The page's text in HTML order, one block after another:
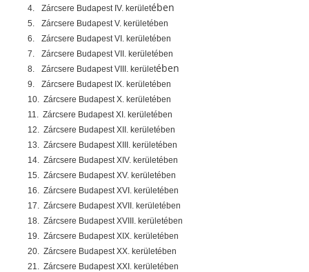
4. Zárcsere Budapest IV. kerületében
5.
Zárcsere Budapest V. kerületében
6.
Zárcsere Budapest VI. kerületében
7.
Zárcsere Budapest VII. kerületében
8.
Zárcsere Budapest VIII. kerületében
9.
Zárcsere Budapest IX. kerületében
10. Zárcsere Budapest X. kerületében
11. Zárcsere Budapest XI. kerületében
12. Zárcsere Budapest XII. kerületében
13. Zárcsere Budapest XIII. kerületében
14. Zárcsere Budapest XIV. kerületében
15. Zárcsere Budapest XV. kerületében
16. Zárcsere Budapest XVI. kerületében
17. Zárcsere Budapest XVII. kerületében
18. Zárcsere Budapest XVIII. kerületében
19. Zárcsere Budapest XIX. kerületében
20. Zárcsere Budapest XX. kerületében
21. Zárcsere Budapest XXI. kerületében